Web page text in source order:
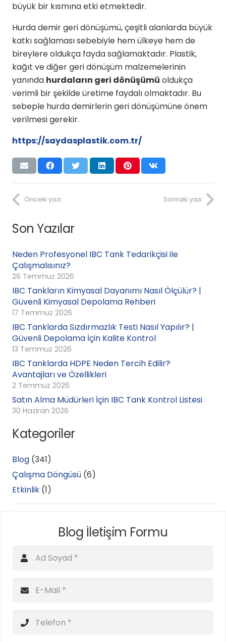
büyük bir kısmına etki etmektedir.
Hurda demir geri dönüşümü, çeşitli alanlarda büyük
katkı sağlaması sebebiyle hem ülkeye hem de
bireylere oldukça fayda sağlamaktadır. Plastik,
kağıt ve diğer geri dönüşüm malzemelerinin
yanında hurdaların geri dönüşümü oldukça
verimli bir şekilde üretime faydalı olmaktadır. Bu
sebeple hurda demirlerin geri dönüşümüne önem
verilmesi gerekir.
https://saydasplastik.com.tr/
Önceki yazı Sonraki yazı
Son Yazılar
Neden Profesyonel IBC Tank Tedarikçisi ile
Çalışmalısınız?
26 Temmuz 2026
IBC Tankların Kimyasal Dayanımı Nasıl Ölçülür? |
Güvenli Kimyasal Depolama Rehberi
17 Temmuz 2026
IBC Tanklarda Sızdırmazlık Testi Nasıl Yapılır? |
Güvenli Depolama İçin Kalite Kontrol
13 Temmuz 2026
IBC Tanklarda HDPE Neden Tercih Edilir?
Avantajları ve Özellikleri
2 Temmuz 2026
Satın Alma Müdürleri İçin IBC Tank Kontrol Listesi
30 Haziran 2026
Kategoriler
Blog (341)
Çalışma Döngüsü (6)
Etkinlik (1)
Blog İletişim Formu